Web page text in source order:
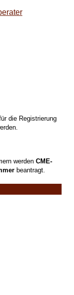
die Registrierung
werdenCME-
beantragt.